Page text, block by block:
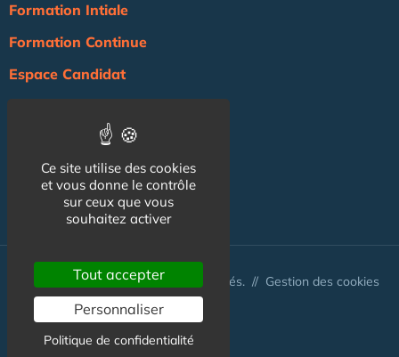
Formation Intiale
Formation Continue
Espace Candidat
Agenda
NOS AUTRES SITES :
© Australis 2026 - Tous droits réservés. // Gestion des cookies
Ce site utilise des cookies
et vous donne le contrôle
sur ceux que vous
souhaitez activer
Tout accepter
Personnaliser
Politique de confidentialité